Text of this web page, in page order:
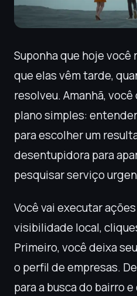
Suponha que hoje você
que elas vêm tarde,
resolveu. Amanhã,
plano simples:
para escolher um
desentupidora para
pesquisar serviço
Você vai executar
visibilidade local,
Primeiro, você deixa
o perfil de empresas.
para a busca do bairro